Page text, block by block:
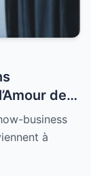
de
business
à